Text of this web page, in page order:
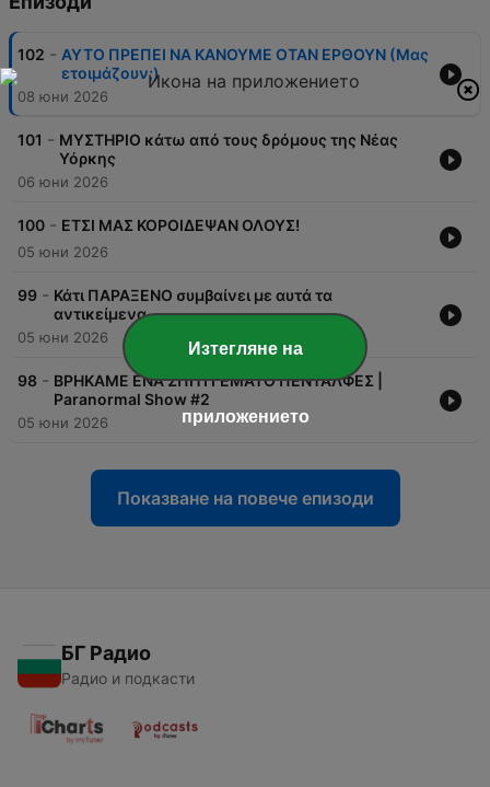
102 - ΑΥΤΟ ΠΡΕΠΕΙ ΝΑ ΚΑΝΟΥΜΕ ΟΤΑΝ ΕΡΘΟΥΝ (Μας
ετοιμάζουν;)
08 юни 2026
101 - ΜΥΣΤΗΡΙΟ κάτω από τους δρόμους της Νέας
Υόρκης
06 юни 2026
100 - ΕΤΣΙ ΜΑΣ ΚΟΡΟΙΔΕΨΑΝ ΟΛΟΥΣ!
05 юни 2026
99 - Κάτι ΠΑΡΑΞΕΝΟ συμβαίνει με αυτά τα
αντικείμενα..
05 юни 2026
98 - ΒΡΗΚΑΜΕ ΕΝΑ ΣΠΙΤΙ ΓΕΜΑΤΟ ΠΕΝΤΑΛΦΕΣ |
Paranormal Show #2
05 юни 2026
Показване на повече епизоди
БГ Радио
Радио и подкасти
Изтегляне на
приложението